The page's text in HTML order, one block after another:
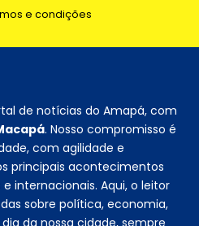
e condições
de notícias do Amapá, com
. Nosso compromisso é
com agilidade e
principais acontecimentos
internacionais. Aqui, o leitor
sobre política, economia,
da nossa cidade, sempre